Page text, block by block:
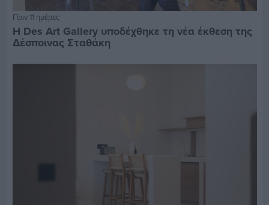
Πριν 11 ημέρες
Η Des Art Gallery υποδέχθηκε τη νέα έκθεση της
Δέσποινας Σταθάκη